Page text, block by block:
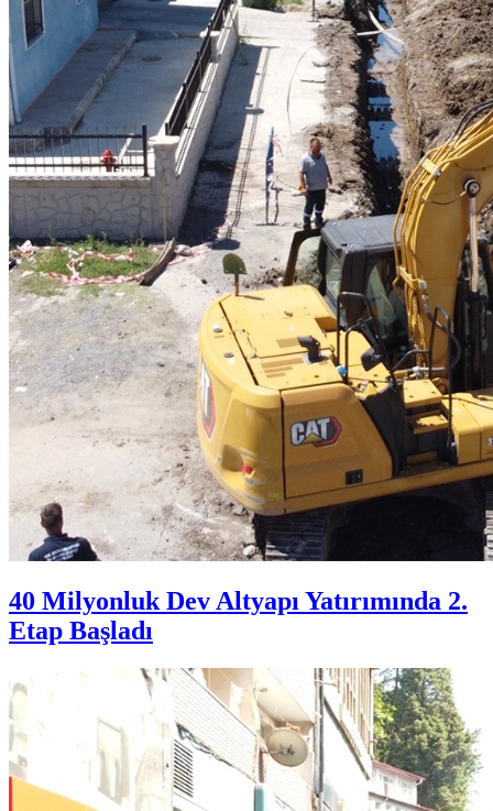
40 Milyonluk Dev Altyapı Yatırımında 2.
Etap Başladı